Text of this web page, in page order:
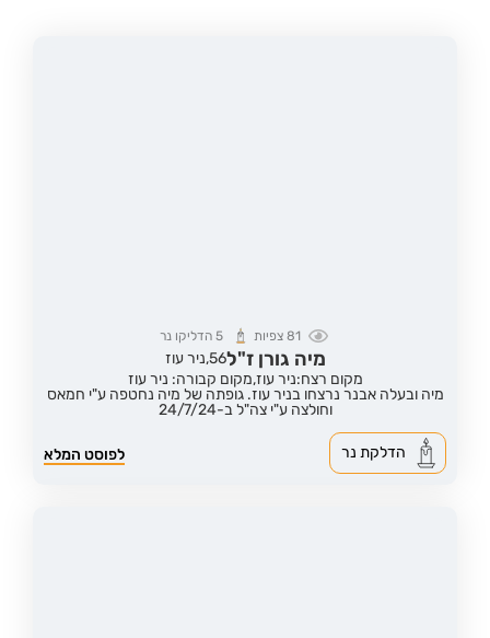
81 צפיות 5הדליקו נר
מיה גורן ז"ל56, ניר עוז
מקום רצח:ניר עוז,מקום קבורה: ניר עוז
מיה ובעלה אבנר נרצחו בניר עוז. גופתה של מיה נחטפה ע"י חמאס
וחולצה ע"י צה"ל ב-24/7/24
לפוסט המלא הדלקת נר